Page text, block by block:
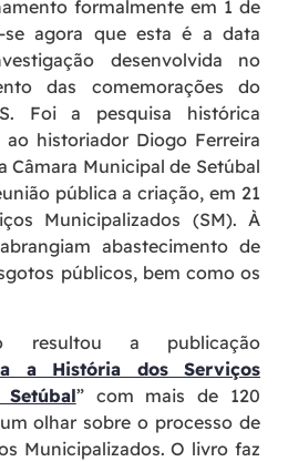
formalmente em 1 de
se agora que esta é a data
desenvolvida no
das comemorações do
Foi a pesquisa histórica
ao historiador Diogo Ferreira
Câmara Municipal de Setúbal
pública a criação, em 21
Municipalizados (SM). À
abastecimento de
públicos, bem como os
resultou a publicação
a História dos Serviços
” com mais de 120
olhar sobre o processo de
Municipalizados. O livro faz